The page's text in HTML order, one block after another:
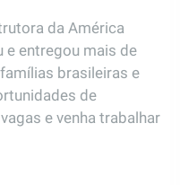
da América
e entregou mais de
brasileiras e
de
e venha trabalhar